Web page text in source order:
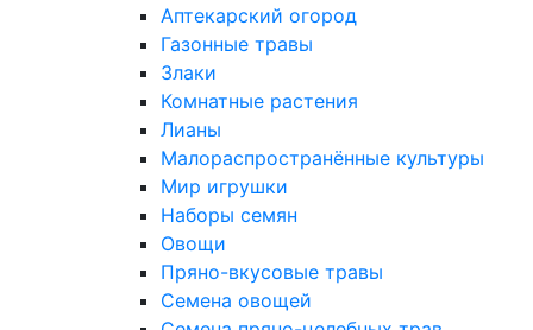
Аптекарский огород
Газонные травы
Злаки
Комнатные растения
Лианы
Малораспространённые культуры
Мир игрушки
Наборы семян
Овощи
Пряно-вкусовые травы
Семена овощей